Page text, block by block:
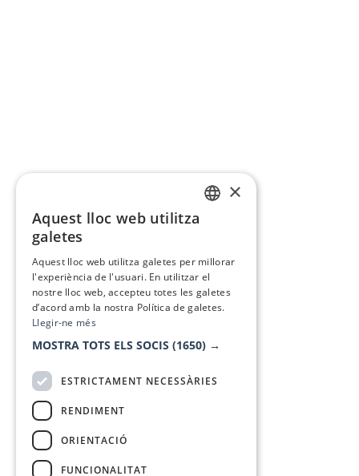
×
Aquest lloc web utilitza
galetes
Aquest lloc web utilitza galetes per millorar
l'experiència de l'usuari. En utilitzar el
nostre lloc web, accepteu totes les galetes
d’acord amb la nostra Política de galetes.
Llegir-ne més
MOSTRA TOTS ELS SOCIS (1650) →
ESTRICTAMENT NECESSÀRIES
RENDIMENT
ORIENTACIÓ
FUNCIONALITAT